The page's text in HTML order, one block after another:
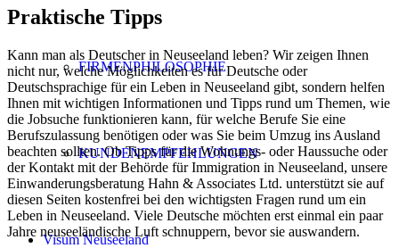
FIRMENPHILOSOPHIE
KUNDENEMPFEHLUNGEN
Visum Neuseeland
Praktische Tipps
Kann man als Deutscher in Neuseeland leben? Wir zeigen Ihnen
nicht nur, welche Möglichkeiten es für Deutsche oder
Deutschsprachige für ein Leben in Neuseeland gibt, sondern helfen
Ihnen mit wichtigen Informationen und Tipps rund um Themen, wie
die Jobsuche funktionieren kann, für welche Berufe Sie eine
Berufszulassung benötigen oder was Sie beim Umzug ins Ausland
beachten sollten. Ob Tipps für die Wohnungs- oder Haussuche oder
der Kontakt mit der Behörde für Immigration in Neuseeland, unsere
Einwanderungsberatung Hahn & Associates Ltd. unterstützt sie auf
diesen Seiten kostenfrei bei den wichtigsten Fragen rund um ein
Leben in Neuseeland. Viele Deutsche möchten erst einmal ein paar
Jahre neuseeländische Luft schnuppern, bevor sie auswandern.